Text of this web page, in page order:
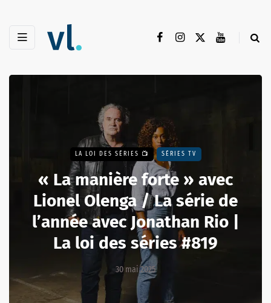
LA LOI DES SÉRIES 📺 SÉRIES TV
« La manière forte » avec
Lionel Olenga / La série de
l’année avec Jonathan Rio |
La loi des séries #819
30 mai 2025